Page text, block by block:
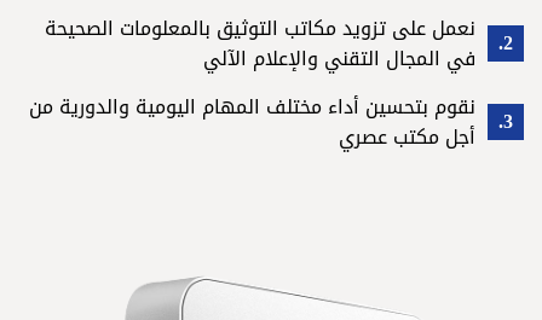
نعمل على تزويد مكاتب التوثيق بالمعلومات الصحيحة
في المجال التقني والإعلام الآلي
نقوم بتحسين أداء مختلف المهام اليومية والدورية من
أجل مكتب عصري